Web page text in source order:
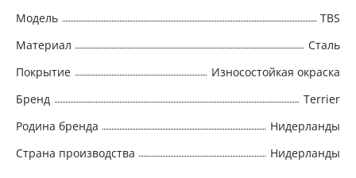
Модель
TBS
Материал
Сталь
Покрытие
Износостойкая окраска
Бренд
Terrier
Родина бренда
Нидерланды
Страна производства
Нидерланды